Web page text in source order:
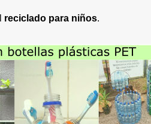
reciclado para niños.